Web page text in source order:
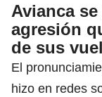
Avianca
agresión
de sus
El
hizo en redes